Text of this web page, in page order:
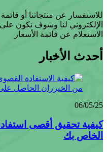
للاستفسار عن منتجاتنا أو
الإلكتروني لنا وسوف نكون على
الاستعلام عن قائمة الأسعار
أحدث الأخبار
06/05/25
الخاص بك